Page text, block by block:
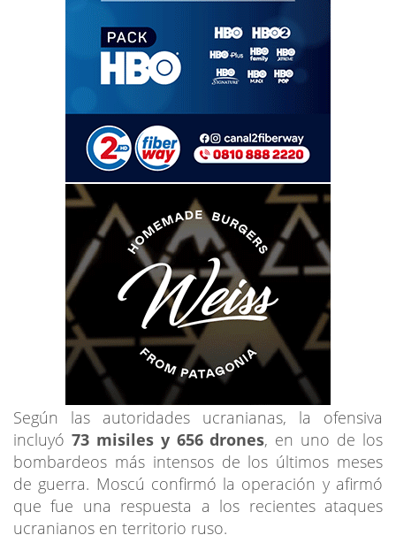
Según las autoridades ucranianas, la ofensiva
incluyó 73 misiles y 656 drones, en uno de los
bombardeos más intensos de los últimos meses
de guerra. Moscú confirmó la operación y afirmó
que fue una respuesta a los recientes ataques
ucranianos en territorio ruso.